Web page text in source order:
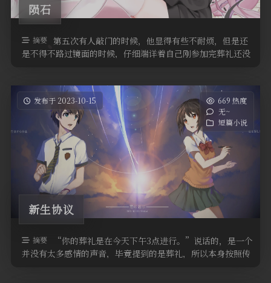
陨石
摘要 第五次有人敲门的时候，他显得有些不耐烦，但是还
是不得不路过镜面的时候，仔细端详着自己刚参加完葬礼还没
发布于 2023-10-15
669 热度
无~
短篇小说
新生协议
摘要
“你的葬礼是在今天下午3点进行。”说话的，是一个
并没有太多感情的声音，毕竟提到的是葬礼，所以本身按照传